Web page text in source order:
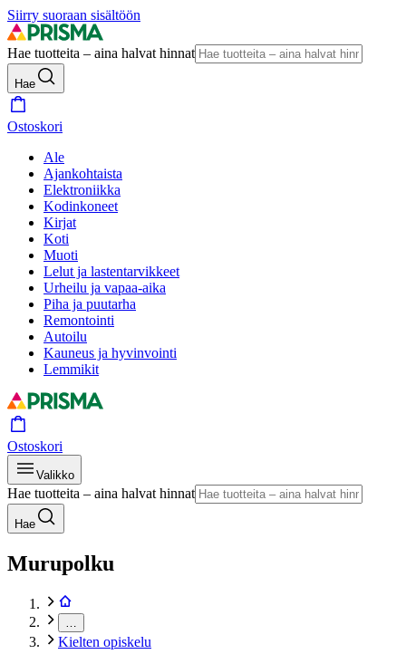
Siirry suoraan sisältöön
Hae tuotteita – aina halvat hinnat
Hae
Ostoskori
Ale
Ajankohtaista
Elektroniikka
Kodinkoneet
Kirjat
Koti
Muoti
Lelut ja lastentarvikkeet
Urheilu ja vapaa-aika
Piha ja puutarha
Remontointi
Autoilu
Kauneus ja hyvinvointi
Lemmikit
Ostoskori
Valikko
Hae tuotteita – aina halvat hinnat
Hae
Murupolku
Kielten opiskelu